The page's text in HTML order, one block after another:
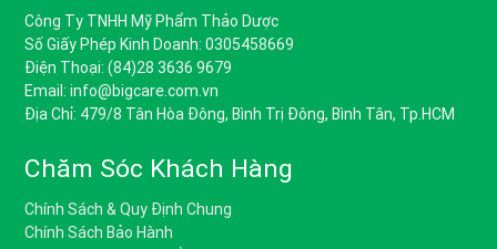
Công Ty TNHH Mỹ Phẩm Thảo Dược
Số Giấy Phép Kinh Doanh: 0305458669
Điện Thoại: (84)28 3636 9679
Email: info@bigcare.com.vn
Địa Chỉ: 479/8 Tân Hòa Đông, Bình Trị Đông, Bình Tân, Tp.HCM
Chăm Sóc Khách Hàng
Chính Sách & Quy Định Chung
Chính Sách Bảo Hành